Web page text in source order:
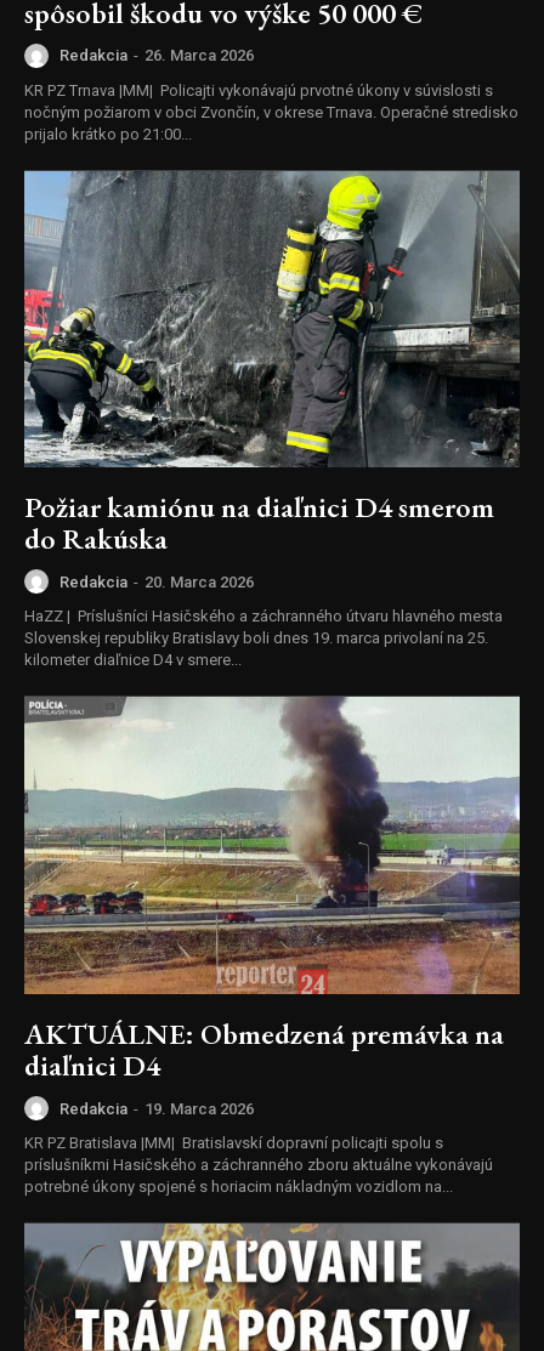
spôsobil škodu vo výške 50 000 €
Redakcia - 26. Marca 2026
KR PZ Trnava |MM| Policajti vykonávajú prvotné úkony v súvislosti s
nočným požiarom v obci Zvončín, v okrese Trnava. Operačné stredisko
prijalo krátko po 21:00...
Požiar kamiónu na diaľnici D4 smerom
do Rakúska
Redakcia - 20. Marca 2026
HaZZ | Príslušníci Hasičského a záchranného útvaru hlavného mesta
Slovenskej republiky Bratislavy boli dnes 19. marca privolaní na 25.
kilometer diaľnice D4 v smere...
AKTUÁLNE: Obmedzená premávka na
diaľnici D4
Redakcia - 19. Marca 2026
KR PZ Bratislava |MM| Bratislavskí dopravní policajti spolu s
príslušníkmi Hasičského a záchranného zboru aktuálne vykonávajú
potrebné úkony spojené s horiacim nákladným vozidlom na...